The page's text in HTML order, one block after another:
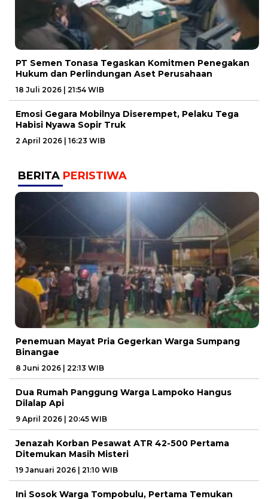
PT Semen Tonasa Tegaskan Komitmen Penegakan
Hukum dan Perlindungan Aset Perusahaan
18 Juli 2026 | 21:54 WIB
Emosi Gegara Mobilnya Diserempet, Pelaku Tega
Habisi Nyawa Sopir Truk
2 April 2026 | 16:23 WIB
BERITA PERISTIWA
Penemuan Mayat Pria Gegerkan Warga Sumpang
Binangae
8 Juni 2026 | 22:13 WIB
Dua Rumah Panggung Warga Lampoko Hangus
Dilalap Api
9 April 2026 | 20:45 WIB
Jenazah Korban Pesawat ATR 42-500 Pertama
Ditemukan Masih Misteri
19 Januari 2026 | 21:10 WIB
Ini Sosok Warga Tompobulu, Pertama Temukan